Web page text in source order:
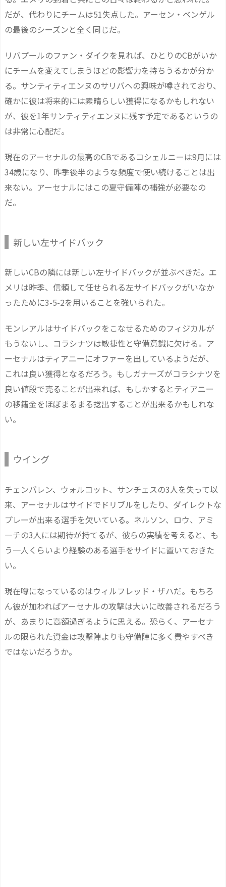
だが、代わりにチームは51失点した。アーセン・ベンゲル
の最後のシーズンと全く同じだ。
リバプールのファン・ダイクを見れば、ひとりのCBがいか
にチームを変えてしまうほどの影響力を持ちうるかが分か
る。サンティティエンヌのサリバへの興味が噂されており、
確かに彼は将来的には素晴らしい獲得になるかもしれない
が、彼を1年サンティティエンヌに残す予定であるというの
は非常に心配だ。
現在のアーセナルの最高のCBであるコシェルニーは9月には
34歳になり、昨季後半のような頻度で使い続けることは出
来ない。アーセナルにはこの夏守備陣の補強が必要なの
だ。
新しい左サイドバック
新しいCBの隣には新しい左サイドバックが並ぶべきだ。エ
メリは昨季、信頼して任せられる左サイドバックがいなか
ったために3-5-2を用いることを強いられた。
モンレアルはサイドバックをこなせるためのフィジカルが
もうないし、コラシナツは敏捷性と守備意識に欠ける。ア
ーセナルはティアニーにオファーを出しているようだが、
これは良い獲得となるだろう。もしガナーズがコラシナツを
良い値段で売ることが出来れば、もしかするとティアニー
の移籍金をほぼまるまる捻出することが出来るかもしれな
い。
ウイング
チェンバレン、ウォルコット、サンチェスの3人を失って以
来、アーセナルはサイドでドリブルをしたり、ダイレクトな
プレーが出来る選手を欠いている。ネルソン、ロウ、アミ
―チの3人には期待が持てるが、彼らの実績を考えると、も
う一人くらいより経験のある選手をサイドに置いておきた
い。
現在噂になっているのはウィルフレッド・ザハだ。もちろ
ん彼が加わればアーセナルの攻撃は大いに改善されるだろう
が、あまりに高額過ぎるように思える。恐らく、アーセナ
ルの限られた資金は攻撃陣よりも守備陣に多く費やすべき
ではないだろうか。